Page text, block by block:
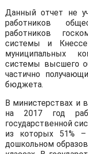
Данный отчет не
работников
работников
системы и
муниципальных
системы высшего
частично
бюджета.
В министерствах и
на 2017 год
государственной
из которых 51%
дошкольном